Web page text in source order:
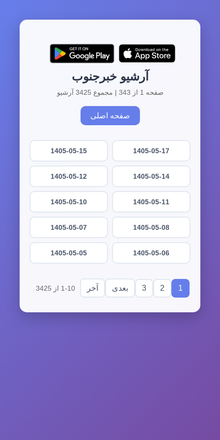
آرشیو خبرجنوب
صفحه 1 از 343 | مجموع 3425 آرشیو
صفحه اصلی
1405-05-17
1405-05-15
1405-05-14
1405-05-12
1405-05-11
1405-05-10
1405-05-08
1405-05-07
1405-05-06
1405-05-05
1
2
3 بعدی آخر 1-10 از 3425